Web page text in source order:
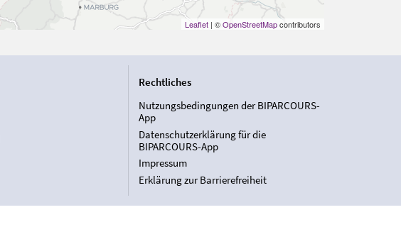
Leaflet| ©OpenStreetMapcontributors
Rechtliches
Nutzungsbedingungen der BIPARCOURS-
App
Datenschutzerklärung für die
BIPARCOURS-App
Impressum
Erklärung zur Barrierefreiheit